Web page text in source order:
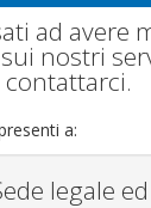
ad avere
nostri
a:
legale